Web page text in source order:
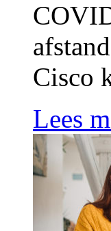
Cisco
Lees